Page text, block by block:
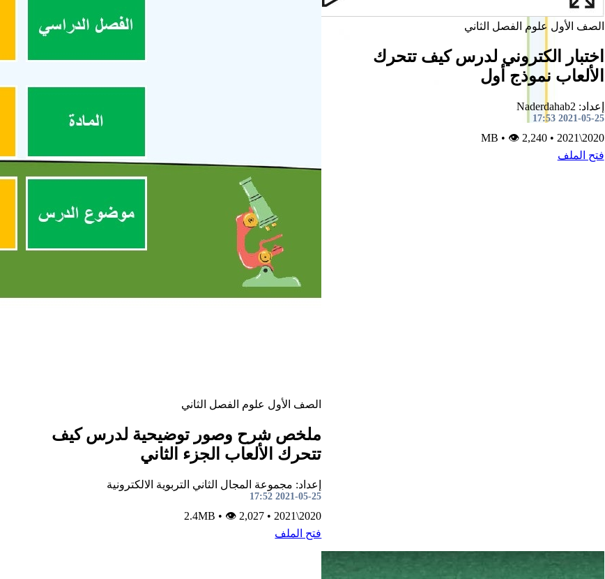
الصف الأول علوم الفصل الثاني
اختبار الكتروني لدرس كيف تتحرك
الألعاب نموذج أول
إعداد: Naderdahab2
2021-05-25 17:53
2020\2021
•
MB
• 👁 2,240
فتح الملف
الصف الأول علوم الفصل الثاني
ملخص شرح وصور توضيحية لدرس كيف
تتحرك الألعاب الجزء الثاني
إعداد: مجموعة المجال الثاني التربوية الالكترونية
2021-05-25 17:52
2020\2021
•
• 👁 2,027
فتح الملف